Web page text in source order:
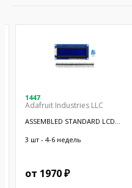
1447
Adafruit Industries LLC
ASSEMBLED STANDARD LCD
3 шт - 4-6 недель
от 1970 ₽